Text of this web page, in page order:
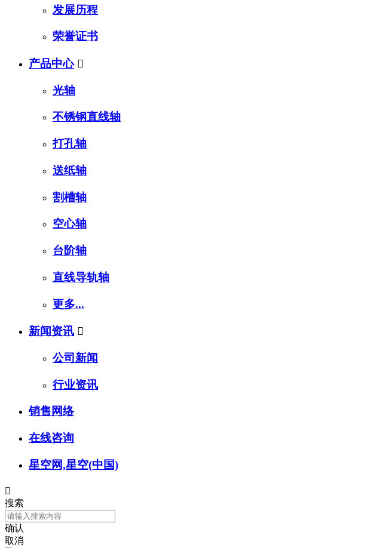
发展历程
荣誉证书
产品中心 
光轴
不锈钢直线轴
打孔轴
送纸轴
割槽轴
空心轴
台阶轴
直线导轨轴
更多...
新闻资讯 
公司新闻
行业资讯
销售网络
在线咨询
星空网,星空(中国)

搜索
确认
取消